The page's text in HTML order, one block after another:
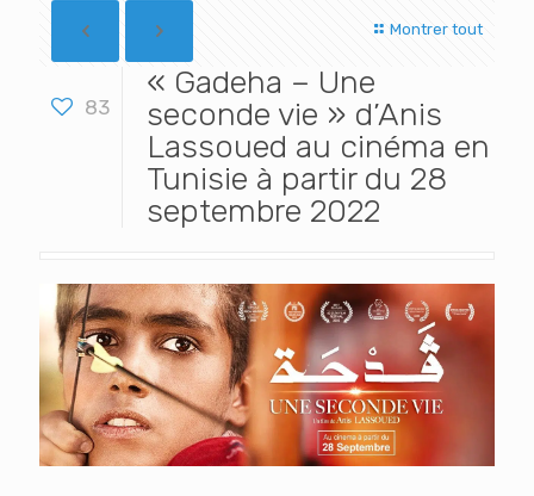
Montrer tout
83
« Gadeha – Une
seconde vie » d’Anis
Lassoued au cinéma en
Tunisie à partir du 28
septembre 2022